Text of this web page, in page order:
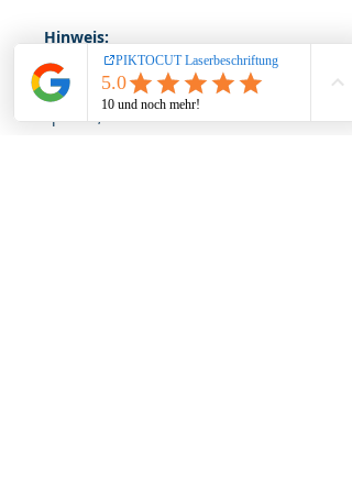
Hinweis:
Lassen Sie Ihr Kind nicht
unbeaufsichtigt mit dem Produkt
spielen, da verschluckbare